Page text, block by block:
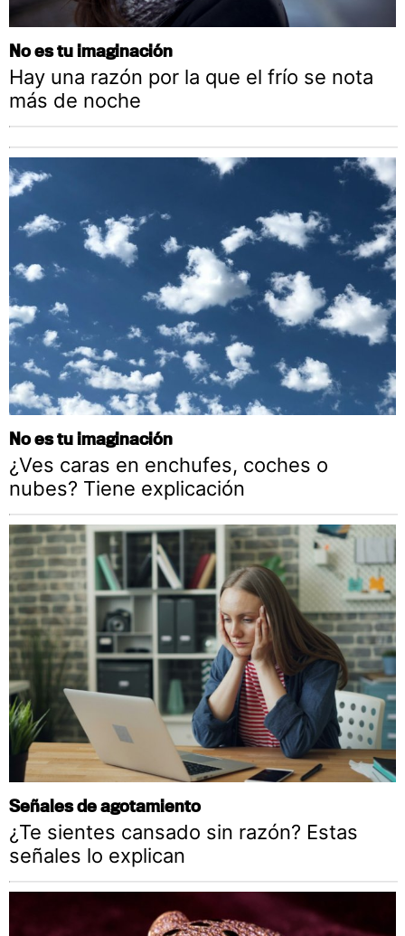
No es tu imaginación
Hay una razón por la que el frío se nota
más de noche
No es tu imaginación
¿Ves caras en enchufes, coches o
nubes? Tiene explicación
Señales de agotamiento
¿Te sientes cansado sin razón? Estas
señales lo explican